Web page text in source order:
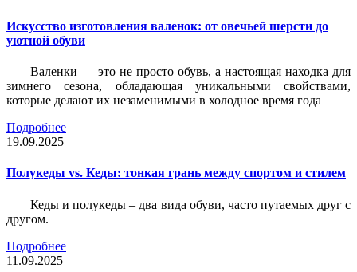
Искусство изготовления валенок: от овечьей шерсти до
уютной обуви
Валенки — это не просто обувь, а настоящая находка для
зимнего сезона, обладающая уникальными свойствами,
которые делают их незаменимыми в холодное время года
Подробнее
19.09.2025
Полукеды vs. Кеды: тонкая грань между спортом и стилем
Кеды и полукеды – два вида обуви, часто путаемых друг с
другом.
Подробнее
11.09.2025